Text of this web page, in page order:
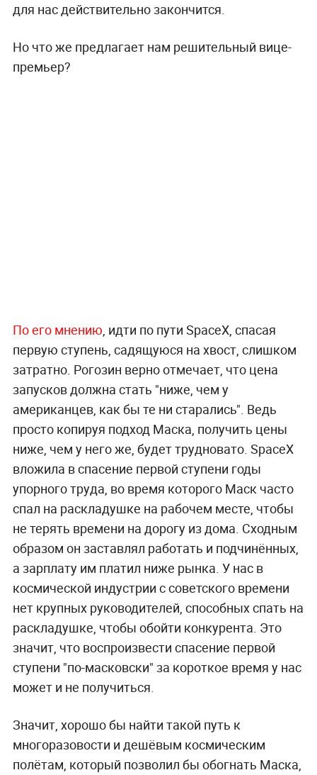
для нас действительно закончится.
Но что же предлагает нам решительный вице-
премьер?
По его мнению, идти по пути SpaceX, спасая
первую ступень, садящуюся на хвост, слишком
затратно. Рогозин верно отмечает, что цена
запусков должна стать "ниже, чем у
американцев, как бы те ни старались". Ведь
просто копируя подход Маска, получить цены
ниже, чем у него же, будет трудновато. SpaceX
вложила в спасение первой ступени годы
упорного труда, во время которого Маск часто
спал на раскладушке на рабочем месте, чтобы
не терять времени на дорогу из дома. Сходным
образом он заставлял работать и подчинённых,
а зарплату им платил ниже рынка. У нас в
космической индустрии с советского времени
нет крупных руководителей, способных спать на
раскладушке, чтобы обойти конкурента. Это
значит, что воспроизвести спасение первой
ступени "по-масковски" за короткое время у нас
может и не получиться.
Значит, хорошо бы найти такой путь к
многоразовости и дешёвым космическим
полётам, который позволил бы обогнать Маска,